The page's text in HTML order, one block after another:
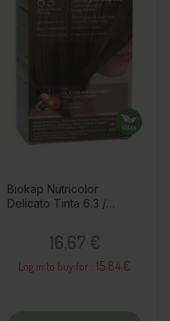
Biokap Nutricolor
Delicato Tinta 6.3 /
16,67 €
Log in to buy for : 15.84 €